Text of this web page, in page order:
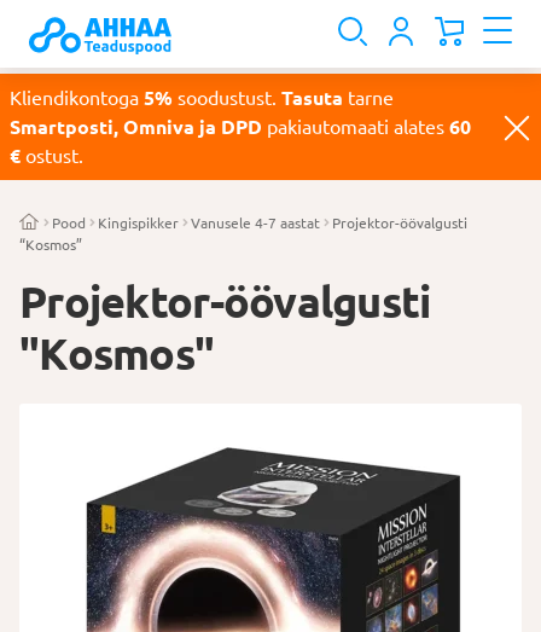
Kliendikontoga 5% soodustust. Tasuta tarne
Smartposti, Omniva ja DPD pakiautomaati alates 60
€ ostust.
Pood Kingispikker Vanusele 4-7 aastat
Projektor-öövalgusti
“Kosmos”
Projektor-öövalgusti
"Kosmos"